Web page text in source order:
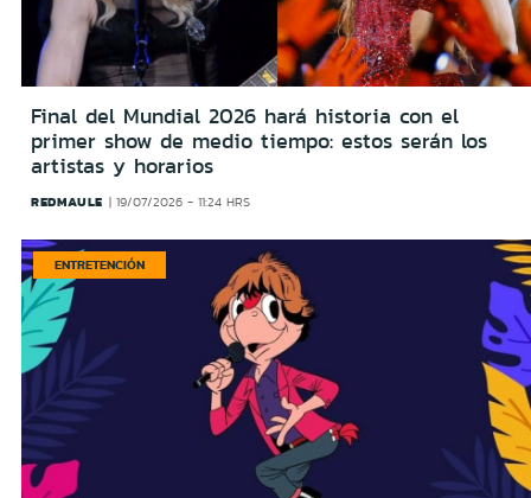
Final del Mundial 2026 hará historia con el
primer show de medio tiempo: estos serán los
artistas y horarios
REDMAULE 19/07/2026 - 11:24 HRS
ENTRETENCIÓN